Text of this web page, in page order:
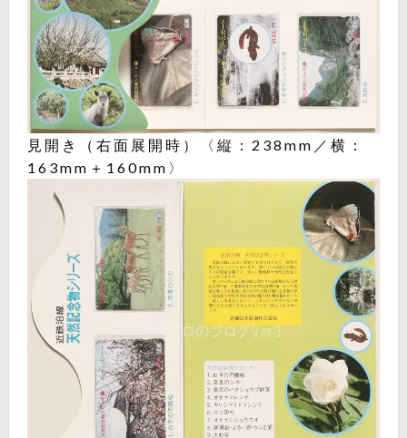
見開き（右面展開時）〈縦：238mm／横：
163mm＋160mm〉